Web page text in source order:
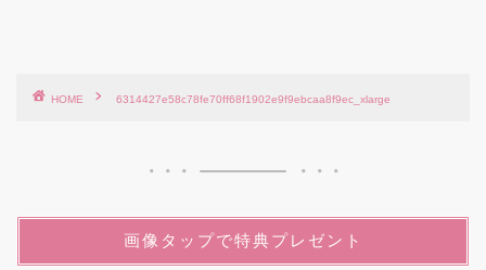
HOME 6314427e58c78fe70ff68f1902e9f9ebcaa8f9ec_xlarge
画像タップで特典プレゼント